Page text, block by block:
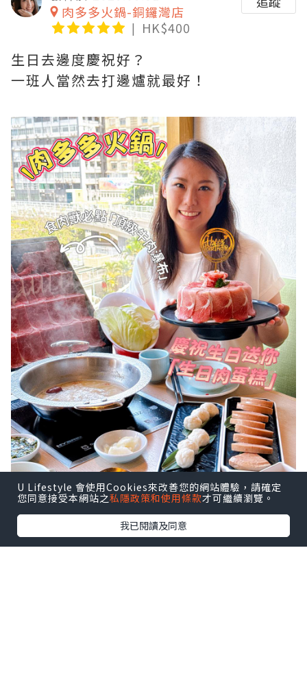
肉多多火鍋-銅鑼灣店
HK$400
生日去邊度慶祝好？
一班人當然去打邊爐就最好！
U Lifestyle 會使用Cookies來改善您的網站體驗，請確定
您同意接受本網站之私隱政策和使用條款才可繼續瀏覽。
我已閱讀及同意